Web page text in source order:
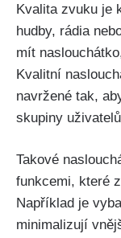
Kvalita zvuku je
hudby, rádia
mít
Kvalitní
navržené tak,
skupiny
Takové
funkcemi, které
Například je
minimalizují